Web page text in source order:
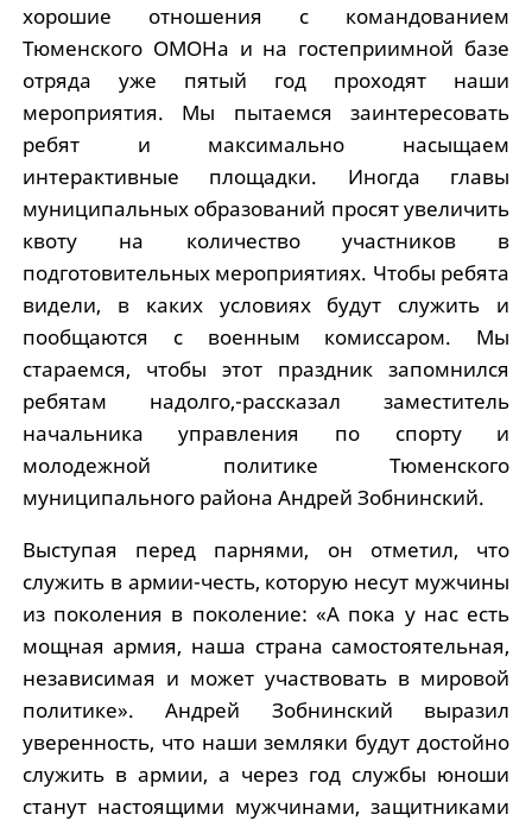
хорошие отношения с командованием
Тюменского ОМОНа и на гостеприимной базе
отряда уже пятый год проходят наши
мероприятия. Мы пытаемся заинтересовать
ребят и максимально насыщаем
интерактивные площадки. Иногда главы
муниципальных образований просят увеличить
квоту на количество участников в
подготовительных мероприятиях. Чтобы ребята
видели, в каких условиях будут служить и
пообщаются с военным комиссаром. Мы
стараемся, чтобы этот праздник запомнился
ребятам надолго,-рассказал заместитель
начальника управления по спорту и
молодежной политике Тюменского
муниципального района Андрей Зобнинский.
Выступая перед парнями, он отметил, что
служить в армии-честь, которую несут мужчины
из поколения в поколение: «А пока у нас есть
мощная армия, наша страна самостоятельная,
независимая и может участвовать в мировой
политике». Андрей Зобнинский выразил
уверенность, что наши земляки будут достойно
служить в армии, а через год службы юноши
станут настоящими мужчинами, защитниками